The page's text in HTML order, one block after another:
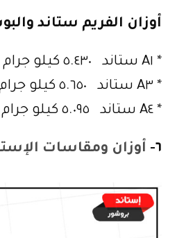
أوزان الفريم ستاند
* A١ ستاند ٥.٤٣٠ كيلو جرام .
* A٣ ستاند ٥.٦٥٠ كيلو جرام .
* A٤ ستاند ٥.٠٩٥ كيلو جرام .
٦- أوزان ومقاسات